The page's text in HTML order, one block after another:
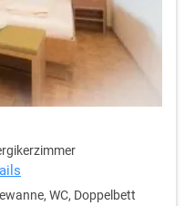
WC, Doppelbett